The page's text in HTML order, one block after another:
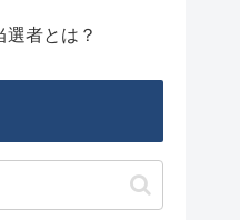
者とは？